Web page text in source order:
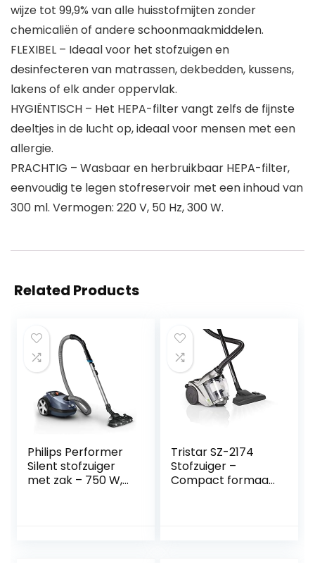
wijze tot 99,9% van alle huisstofmijten zonder
chemicaliën of andere schoonmaakmiddelen.
FLEXIBEL – Ideaal voor het stofzuigen en
desinfecteren van matrassen, dekbedden, kussens,
lakens of elk ander oppervlak.
HYGIËNTISCH – Het HEPA-filter vangt zelfs de fijnste
deeltjes in de lucht op, ideaal voor mensen met een
allergie.
PRACHTIG – Wasbaar en herbruikbaar HEPA-filter,
eenvoudig te legen stofreservoir met een inhoud van
300 ml. Vermogen: 220 V, 50 Hz, 300 W.
Related Products
Philips Performer
Silent stofzuiger
met zak – 750 W,
Tristar SZ-2174
Stofzuiger –
Compact formaat